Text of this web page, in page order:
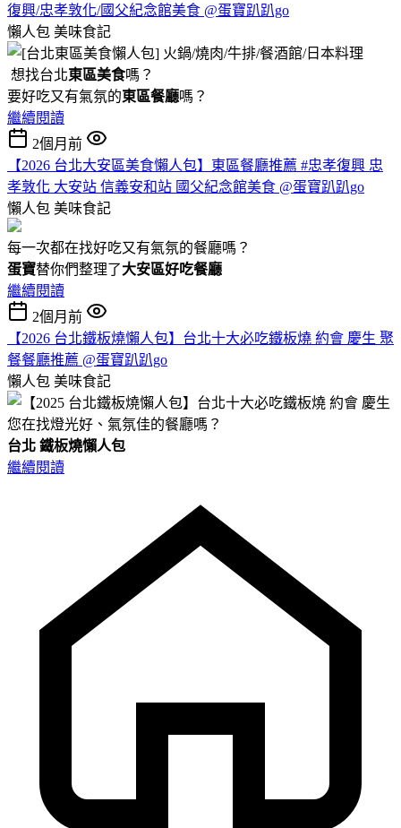
復興/忠孝敦化/國父紀念館美食 @蛋寶趴趴go
懶人包 美味食記
想找台北東區美食嗎？
要好吃又有氣氛的東區餐廳嗎？
繼續閱讀
2個月前
【2026 台北大安區美食懶人包】東區餐廳推薦 #忠孝復興 忠
孝敦化 大安站 信義安和站 國父紀念館美食 @蛋寶趴趴go
懶人包 美味食記
每一次都在找好吃又有氣氛的餐廳嗎？
蛋寶替你們整理了大安區好吃餐廳
繼續閱讀
2個月前
【2026 台北鐵板燒懶人包】台北十大必吃鐵板燒 約會 慶生 聚
餐餐廳推薦 @蛋寶趴趴go
懶人包 美味食記
您在找燈光好、氣氛佳的餐廳嗎？
台北 鐵板燒懶人包
繼續閱讀